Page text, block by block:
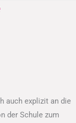
auch explizit an die
der Schule zum